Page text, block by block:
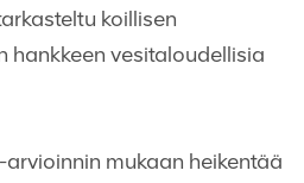
koillisen
hankkeen vesitaloudellisia
mukaan heikentää